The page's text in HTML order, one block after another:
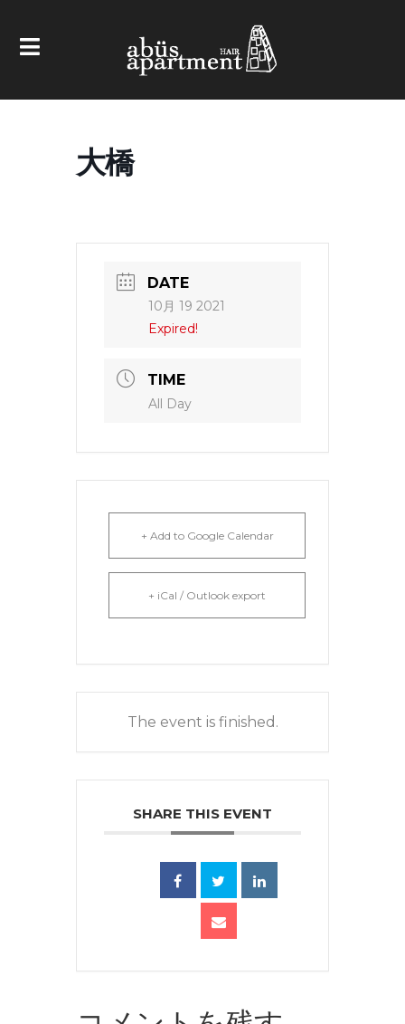
大橋
DATE
10月 19 2021
Expired!
TIME
All Day
+ Add to Google Calendar
+ iCal / Outlook export
The event is finished.
SHARE THIS EVENT